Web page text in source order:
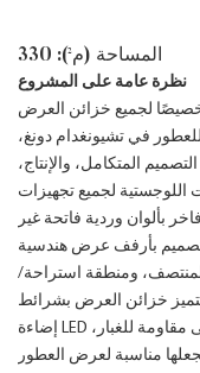
المساحة (م²): 330
نظرة عامة على المشروع
لجميع خزائن العرض
في تشيونغدام دونغ،
المتكامل، والإنتاج،
اللوجستية لجميع تجهيزات
بألوان وردية فاتحة غير
بأرفف عرض هندسية
ومنطقة استراحة/
خزائن العرض بشرائط
إضاءة LED مدمجة، وطبقات عرض زجاجية مقسّى مقاومة للغبار،
مناسبة لعرض العطور